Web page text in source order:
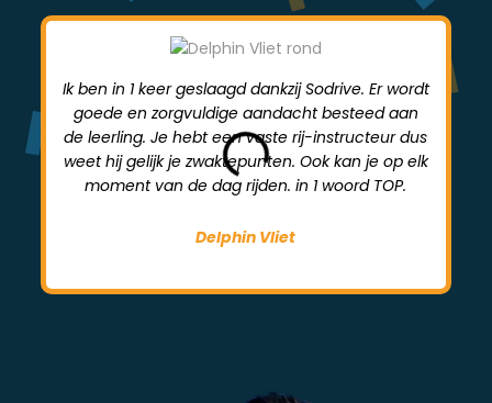
Ik ben in 1 keer geslaagd dankzij Sodrive. Er wordt
goede en zorgvuldige aandacht besteed aan
de leerling. Je hebt een vaste rij-instructeur dus
weet hij gelijk je zwaktepunten. Ook kan je op elk
moment van de dag rijden. in 1 woord TOP.
Delphin Vliet